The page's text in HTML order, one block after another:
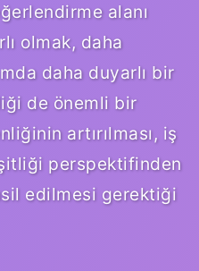
alanı
olmak, daha
daha duyarlı bir
de önemli bir
artırılması, iş
perspektifinden
edilmesi gerektiği